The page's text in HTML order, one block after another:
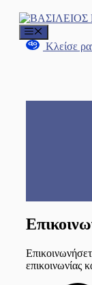
Μετάβαση
περιεχόμενο
Κλείσε
επικοινωνίας